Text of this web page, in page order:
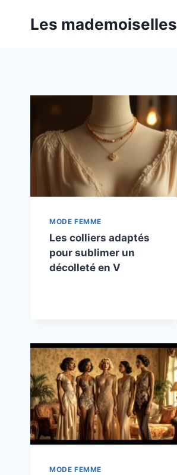
Les mademoiselles
MODE FEMME
Les colliers adaptés
pour sublimer un
décolleté en V
MODE FEMME